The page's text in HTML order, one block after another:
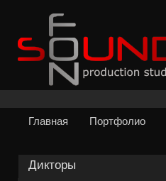
Главная Портфолио
Дикторы